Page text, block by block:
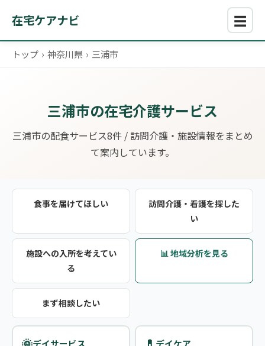
在宅ケアナビ ☰
トップ › 神奈川県 › 三浦市
三浦市の在宅介護サービス
三浦市の配食サービス8件 / 訪問介護・施設情報をまとめ
て案内しています。
食事を届けてほしい
訪問介護・看護を探した
い
施設への入所を考えてい
る
📊 地域分析を見る
まず相談したい
デイサービス デイケア